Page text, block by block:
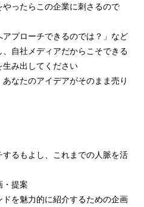
やったらこの企業に刺さるので
アプローチできるのでは？」など
自社メディアだからこそできる
み出してください
なたのアイデアがそのまま売り
るもよし、これまでの人脈を活
・提案
を魅力的に紹介するための企画